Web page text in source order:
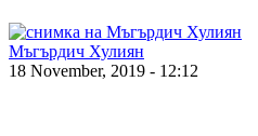
Мъгърдич Хулиян
18 November, 2019 - 12:12